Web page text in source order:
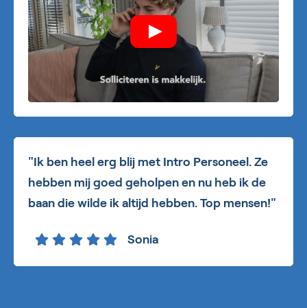
"Ik ben heel erg blij met Intro Personeel. Ze
hebben mij goed geholpen en nu heb ik de
baan die wilde ik altijd hebben. Top mensen!"
Sonia